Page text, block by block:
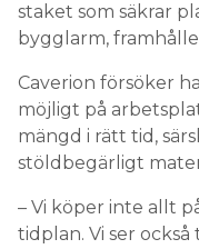
staket som säkrar
bygglarm,
Caverion försöker
möjligt på
mängd i rätt tid,
stöldbegärligt
– Vi köper inte allt
tidplan. Vi ser